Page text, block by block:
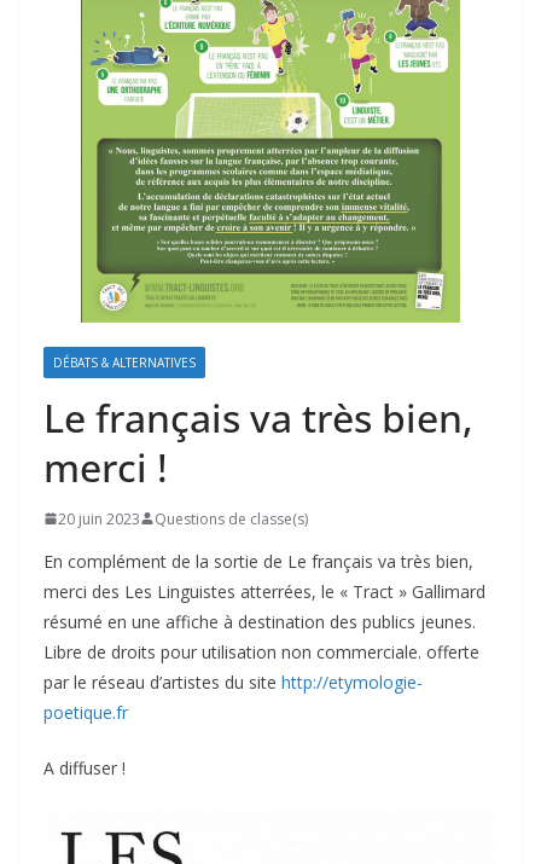
DÉBATS & ALTERNATIVES
Le français va très bien,
merci !
20 juin 2023 Questions de classe(s)
En complément de la sortie de Le français va très bien,
merci des Les Linguistes atterrées, le « Tract » Gallimard
résumé en une affiche à destination des publics jeunes.
Libre de droits pour utilisation non commerciale. offerte
par le réseau d’artistes du site http://etymologie-
poetique.fr
A diffuser !